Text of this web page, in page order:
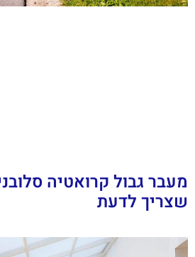
מעבר גבול קרואטיה
שצריך לדעת